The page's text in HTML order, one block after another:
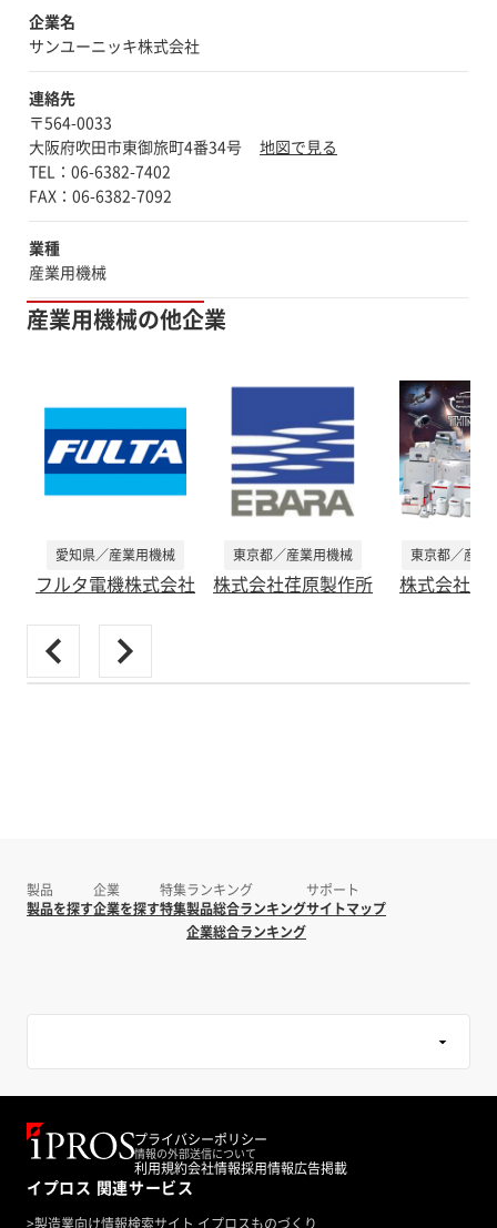
企業名
サンユーニッキ株式会社
連絡先
〒564-0033
大阪府吹田市東御旅町4番34号
地図で見る
TEL：06-6382-7402
業種
産業用機械
産業用機械の他企業
愛知県／産業用機械
フルタ電機株式会社
東京都／産業用機械
株式会社荏原製作所
東京都／産業
株式会社シ
製品
製品を探す
企業
企業を探す
特集
特集
ランキング
製品総合ランキング
企業総合ランキング
サポート
サイトマップ
プライバシーポリシー
情報の外部送信について
利用規約会社情報採用情報広告掲載
イプロス 関連サービス
>製造業向け情報検索サイト イプロスものづくり